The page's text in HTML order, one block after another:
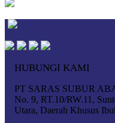
HUBUNGI KAMI
PT SARAS SUBUR
No. 9, RT.10/RW.11,
Utara, Daerah Khusus